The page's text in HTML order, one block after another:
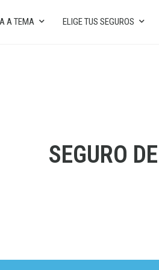
A TEMA ELIGE TUS SEGUROS
SEGURO